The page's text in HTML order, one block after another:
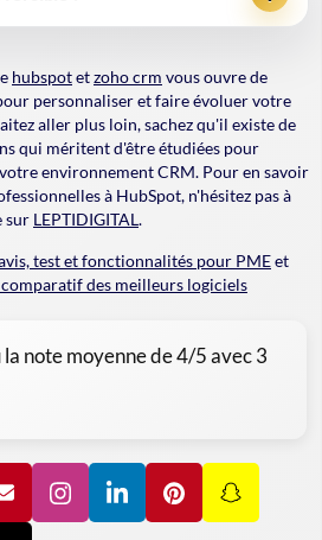
hubspotetzoho crm vous ouvre de
personnaliser et faire évoluer votre
aller plus loin, sachez qu'il existe de
qui méritent d'être étudiées pour
environnement CRM. Pouren savoir
à HubSpot, n'hésitez pas à
sur LEPTIDIGITAL.
test et fonctionnalités pour PMEet
des meilleurs logiciels
note moyenne de4/5 avec3